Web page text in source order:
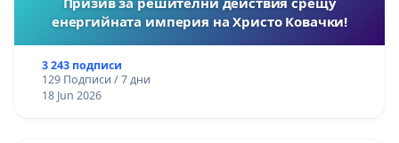
енергийната империя на Христо Ковачки!
3 243 подписи
129 Подписи / 7 дни
18 Jun 2026